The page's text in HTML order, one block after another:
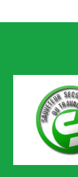
SST